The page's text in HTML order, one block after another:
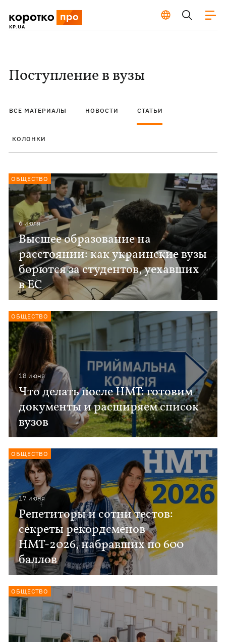
Поступление в вузы
ВСЕ МАТЕРИАЛЫ НОВОСТИ СТАТЬИ
КОЛОНКИ
6 июля
Высшее образование на
расстоянии: как украинские вузы
борются за студентов, уехавших
в ЕС
ОБЩЕСТВО
18 июня
Что делать после НМТ: готовим
документы и расширяем список
вузов
ОБЩЕСТВО
17 июня
Репетиторы и сотни тестов:
секреты рекордсменов
НМТ-2026, набравших по 600
баллов
ОБЩЕСТВО
ОБЩЕСТВО